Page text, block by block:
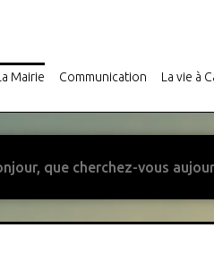
Mairie Communication La vie à